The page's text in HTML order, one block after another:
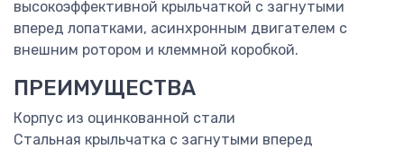
высокоэффективной крыльчаткой с загнутыми
вперед лопатками, асинхронным двигателем с
внешним ротором и клеммной коробкой.
ПРЕИМУЩЕСТВА
Корпус из оцинкованной стали
Стальная крыльчатка с загнутыми вперед